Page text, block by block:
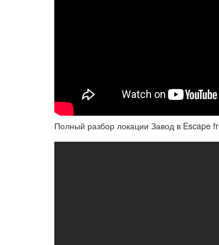
Полный разбор локации Завод в Escape